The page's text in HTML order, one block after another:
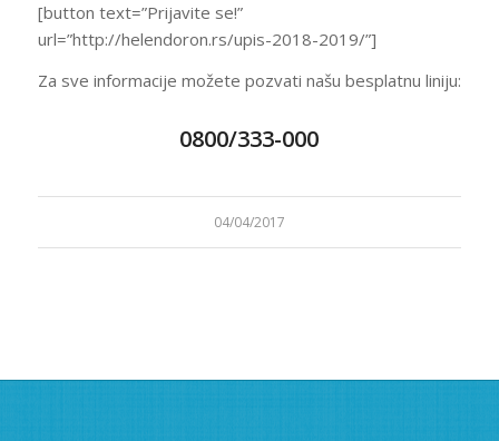
[button text=”Prijavite se!”
url=”http://helendoron.rs/upis-2018-2019/”]
Za sve informacije možete pozvati našu besplatnu liniju:
0800/333-000
04/04/2017